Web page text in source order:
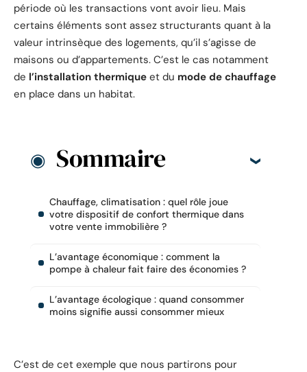
période où les transactions vont avoir lieu. Mais
certains éléments sont assez structurants quant à la
valeur intrinsèque des logements, qu’il s’agisse de
maisons ou d’appartements. C’est le cas notamment
de l’installation thermique et du mode de chauffage
en place dans un habitat.
Sommaire
Chauffage, climatisation : quel rôle joue
votre dispositif de confort thermique dans
votre vente immobilière ?
L’avantage économique : comment la
pompe à chaleur fait faire des économies ?
L’avantage écologique : quand consommer
moins signifie aussi consommer mieux
C’est de cet exemple que nous partirons pour